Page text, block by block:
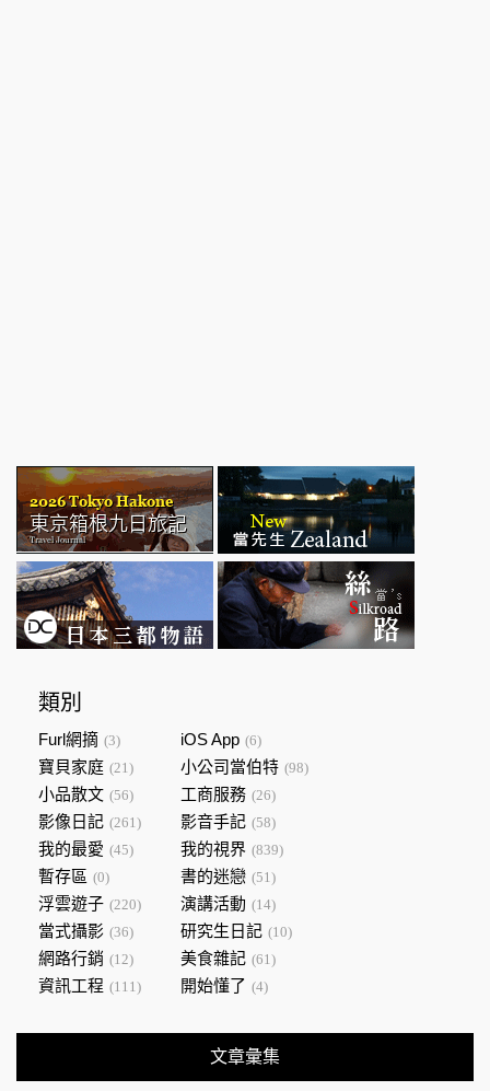
類別
Furl網摘 (3) iOS App (6)
寶貝家庭 (21) 小公司當伯特 (98)
小品散文 (56) 工商服務 (26)
影像日記 (261) 影音手記 (58)
我的最愛 (45) 我的視界 (839)
暫存區 (0) 書的迷戀 (51)
浮雲遊子 (220) 演講活動 (14)
當式攝影 (36) 研究生日記 (10)
網路行銷 (12) 美食雜記 (61)
資訊工程 (111) 開始懂了 (4)
文章彙集